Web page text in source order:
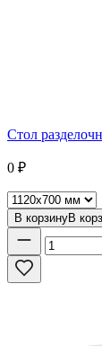
Стол
0 ₽
В корзинуВ